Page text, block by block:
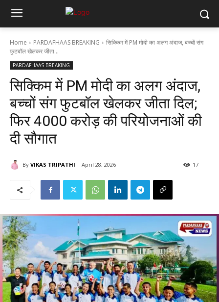
Home PARDAFHAAS BREAKING
सिक्किम में PM मोदी का अलग अंदाज, बच्चों संग
फुटबॉल खेलकर जीता...
PARDAFHAAS BREAKING
सिक्किम में PM मोदी का अलग अंदाज,
बच्चों संग फुटबॉल खेलकर जीता दिल;
फिर 4000 करोड़ की परियोजनाओं की
दी सौगात
By VIKAS TRIPATHI April 28, 2026 17